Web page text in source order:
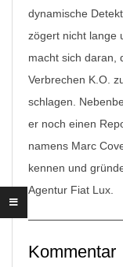
dynamische
zögert nicht lange
macht sich daran,
Verbrechen K.O.
schlagen.
er noch einen
namens Marc
kennen und
Agentur Fiat Lux.
Kommentar